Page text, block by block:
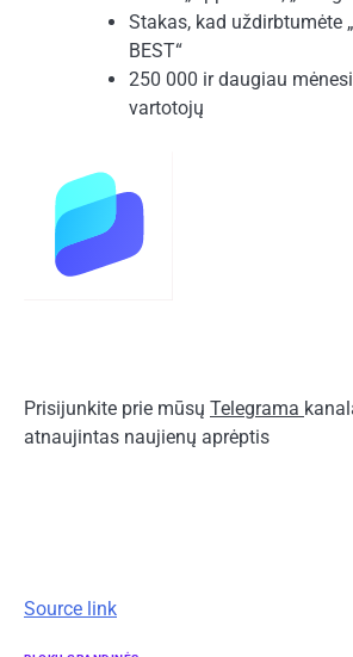
Stakas, kad uždirbtumėte
BEST“
250 000 ir daugiau
vartotojų
Prisijunkite prie mūsų Telegrama
atnaujintas naujienų aprėptis
Source link